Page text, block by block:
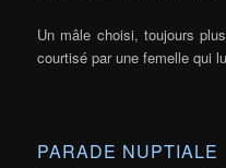
Un mâle choisi, toujours
courtisé par une femelle qui
PARADE NUPTIALE